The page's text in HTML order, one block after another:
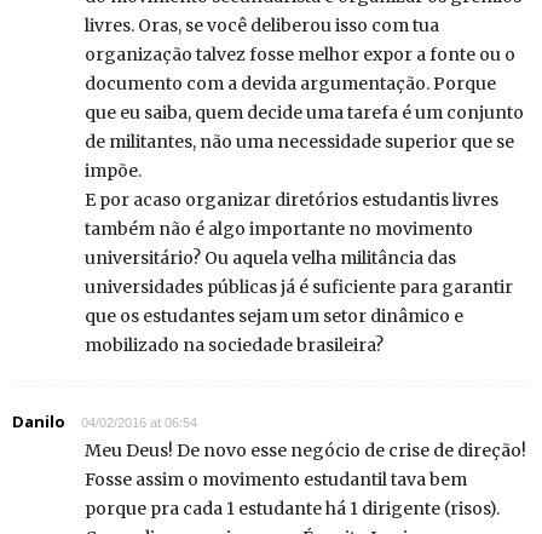
livres. Oras, se você deliberou isso com tua
organização talvez fosse melhor expor a fonte ou o
documento com a devida argumentação. Porque
que eu saiba, quem decide uma tarefa é um conjunto
de militantes, não uma necessidade superior que se
impõe.
E por acaso organizar diretórios estudantis livres
também não é algo importante no movimento
universitário? Ou aquela velha militância das
universidades públicas já é suficiente para garantir
que os estudantes sejam um setor dinâmico e
mobilizado na sociedade brasileira?
Danilo 04/02/2016 at 06:54
Meu Deus! De novo esse negócio de crise de direção!
Fosse assim o movimento estudantil tava bem
porque pra cada 1 estudante há 1 dirigente (risos).